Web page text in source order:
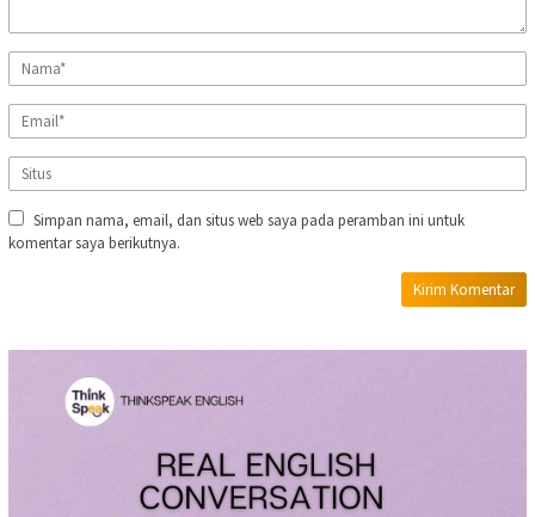
Simpan nama, email, dan situs web saya pada peramban ini untuk
komentar saya berikutnya.